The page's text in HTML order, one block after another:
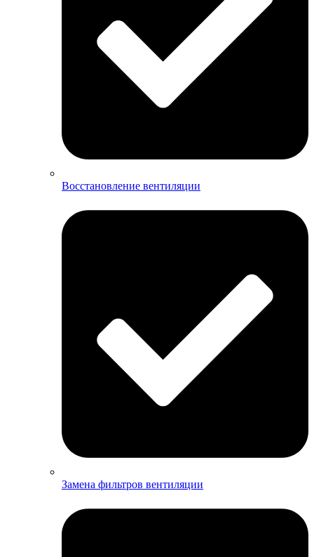
Восстановление вентиляции
Замена фильтров вентиляции